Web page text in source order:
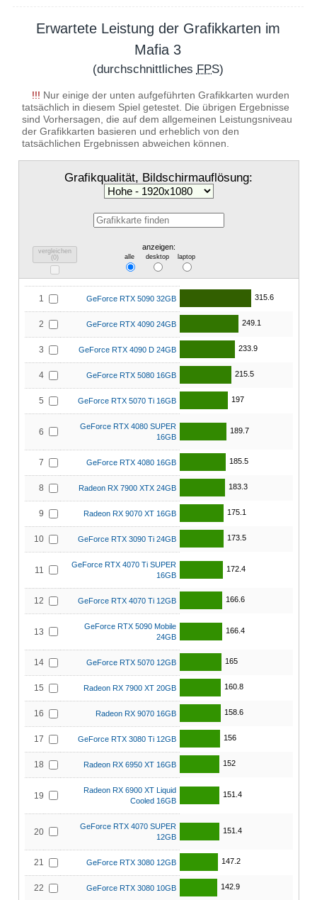
Erwartete Leistung der Grafikkarten im
Mafia 3
(durchschnittliches FPS)
!!! Nur einige der unten aufgeführten Grafikkarten wurden
tatsächlich in diesem Spiel getestet. Die übrigen Ergebnisse
sind Vorhersagen, die auf dem allgemeinen Leistungsniveau
der Grafikkarten basieren und erheblich von den
tatsächlichen Ergebnissen abweichen können.
Grafikqualität, Bildschirmauflösung:
vergleichen
(0)
anzeigen:
alle desktop laptop
1 GeForce RTX 5090 32GB 315.6
2 GeForce RTX 4090 24GB 249.1
3 GeForce RTX 4090 D 24GB 233.9
4 GeForce RTX 5080 16GB 215.5
5 GeForce RTX 5070 Ti 16GB 197
6
GeForce RTX 4080 SUPER
16GB
189.7
7 GeForce RTX 4080 16GB 185.5
8 Radeon RX 7900 XTX 24GB 183.3
9 Radeon RX 9070 XT 16GB 175.1
10 GeForce RTX 3090 Ti 24GB 173.5
11
GeForce RTX 4070 Ti SUPER
16GB
172.4
12 GeForce RTX 4070 Ti 12GB 166.6
13
GeForce RTX 5090 Mobile
24GB
166.4
14 GeForce RTX 5070 12GB 165
15 Radeon RX 7900 XT 20GB 160.8
16 Radeon RX 9070 16GB 158.6
17 GeForce RTX 3080 Ti 12GB 156
18 Radeon RX 6950 XT 16GB 152
19
Radeon RX 6900 XT Liquid
Cooled 16GB
151.4
20
GeForce RTX 4070 SUPER
12GB
151.4
21 GeForce RTX 3080 12GB 147.2
22 GeForce RTX 3080 10GB 142.9